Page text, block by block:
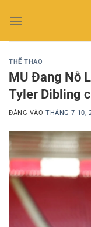
qua
THỂ THAO
MU Đang Nỗ
Tyler Dibling
ĐĂNG VÀOTHÁNG 7 10,